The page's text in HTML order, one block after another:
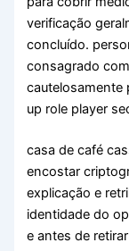
verificação
concluído.
consagrado
cautelosamente
up role player
casa de café
encostar
explicação e
identidade do
e antes de